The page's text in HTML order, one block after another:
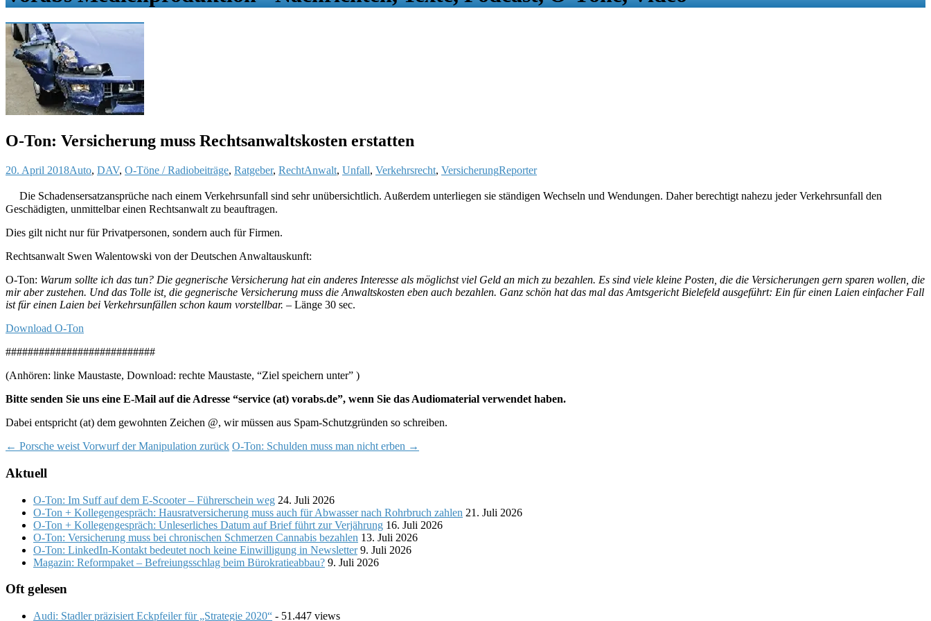
O-Ton: Versicherung muss Rechtsanwaltskosten erstatten
20. April 2018Auto, DAV, O-Töne / Radiobeiträge, Ratgeber, RechtAnwalt, Unfall, Verkehrsrecht, VersicherungReporter
Die Schadensersatzansprüche nach einem Verkehrsunfall sind sehr unübersichtlich. Außerdem unterliegen sie ständigen Wechseln und Wendungen. Daher berechtigt nahezu jeder Verkehrsunfall den
Geschädigten, unmittelbar einen Rechtsanwalt zu beauftragen.
Dies gilt nicht nur für Privatpersonen, sondern auch für Firmen.
Rechtsanwalt Swen Walentowski von der Deutschen Anwaltauskunft:
O-Ton: Warum sollte ich das tun? Die gegnerische Versicherung hat ein anderes Interesse als möglichst viel Geld an mich zu bezahlen. Es sind viele kleine Posten, die die Versicherungen gern sparen wollen, die
mir aber zustehen. Und das Tolle ist, die gegnerische Versicherung muss die Anwaltskosten eben auch bezahlen. Ganz schön hat das mal das Amtsgericht Bielefeld ausgeführt: Ein für einen Laien einfacher Fall
ist für einen Laien bei Verkehrsunfällen schon kaum vorstellbar. – Länge 30 sec.
Download O-Ton
###########################
(Anhören: linke Maustaste, Download: rechte Maustaste, “Ziel speichern unter” )
Bitte senden Sie uns eine E-Mail auf die Adresse “service (at) vorabs.de”, wenn Sie das Audiomaterial verwendet haben.
Dabei entspricht (at) dem gewohnten Zeichen @, wir müssen aus Spam-Schutzgründen so schreiben.
Post
navigation
← Porsche weist Vorwurf der Manipulation zurück O-Ton: Schulden muss man nicht erben →
Aktuell
O-Ton: Im Suff auf dem E-Scooter – Führerschein weg 24. Juli 2026
O-Ton + Kollegengespräch: Hausratversicherung muss auch für Abwasser nach Rohrbruch zahlen 21. Juli 2026
O-Ton + Kollegengespräch: Unleserliches Datum auf Brief führt zur Verjährung 16. Juli 2026
O-Ton: Versicherung muss bei chronischen Schmerzen Cannabis bezahlen 13. Juli 2026
O-Ton: LinkedIn-Kontakt bedeutet noch keine Einwilligung in Newsletter 9. Juli 2026
Magazin: Reformpaket – Befreiungsschlag beim Bürokratieabbau? 9. Juli 2026
Oft gelesen
Audi: Stadler präzisiert Eckpfeiler für „Strategie 2020“ - 51.447 views